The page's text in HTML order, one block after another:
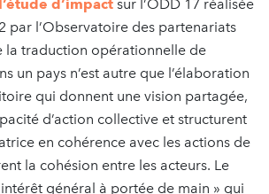
l’étude d’impact sur l’ODD 17 réalisée
par l’Observatoire des partenariats
la traduction opérationnelle de
un pays n’est autre que l’élaboration
qui donnent une vision partagée,
d’action collective et structurent
en cohérence avec les actions de
la cohésion entre les acteurs. Le
général à portée de main » qui